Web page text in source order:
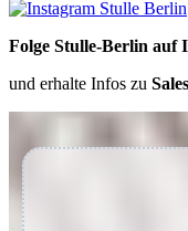
Folge Stulle-Berlin auf
und erhalte Infos zu